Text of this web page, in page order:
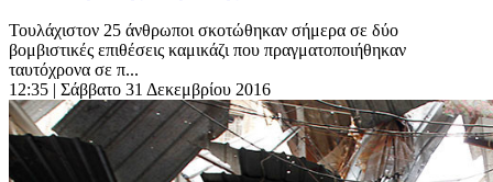
Τουλάχιστον 25 άνθρωποι σκοτώθηκαν σήμερα σε δύο
βομβιστικές επιθέσεις καμικάζι που πραγματοποιήθηκαν
ταυτόχρονα σε π...
12:35 | Σάββατο 31 Δεκεμβρίου 2016